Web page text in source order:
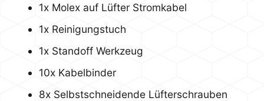
1x Molex auf Lüfter Stromkabel
1x Reinigungstuch
1x Standoff Werkzeug
10x Kabelbinder
8x Selbstschneidende Lüfterschrauben